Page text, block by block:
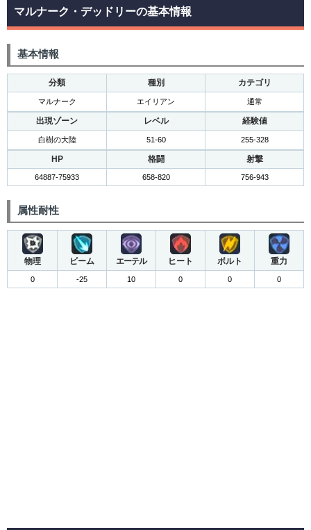
マルナーク・デッドリーの基本情報
基本情報
分類 種別 カテゴリ
マルナーク エイリアン 通常
出現ゾーン レベル 経験値
白樹の大陸 51-60 255-328
HP 格闘 射撃
64887-75933 658-820 756-943
属性耐性
物理 ビーム エーテル ヒート ボルト 重力
0 -25 10 0 0 0